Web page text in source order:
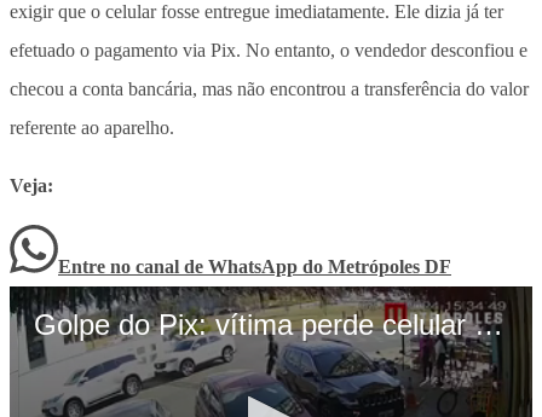
exigir que o celular fosse entregue imediatamente. Ele dizia já ter
efetuado o pagamento via Pix. No entanto, o vendedor desconfiou e
checou a conta bancária, mas não encontrou a transferência do valor
referente ao aparelho.
Veja:
Entre no canal de WhatsApp do Metrópoles DF